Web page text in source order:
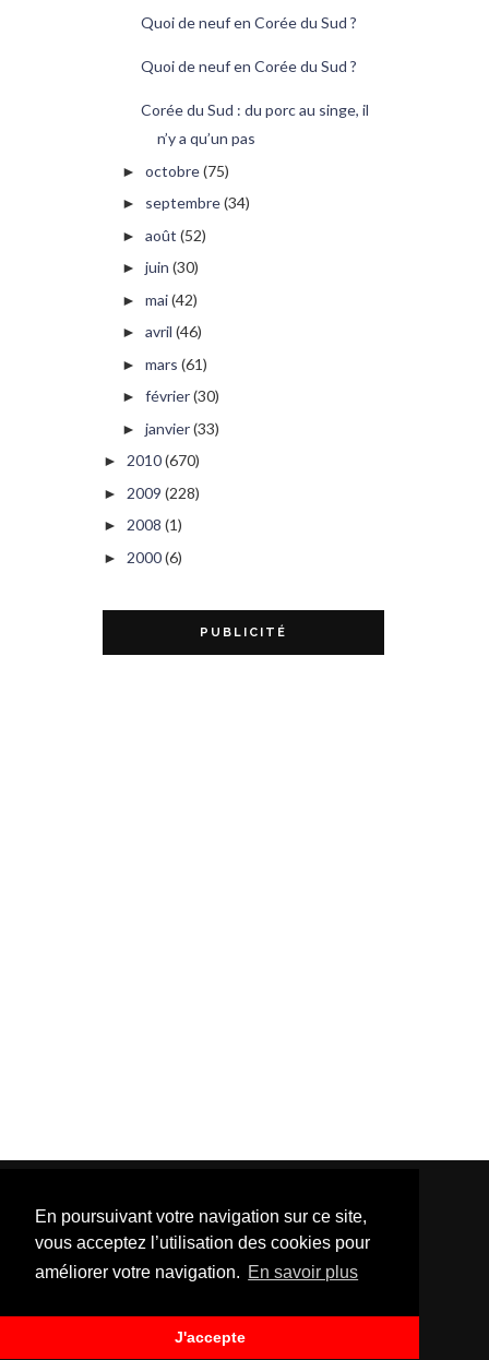
En poursuivant votre navigation sur ce site,
vous acceptez l’utilisation des cookies pour
améliorer votre navigation. En savoir plus
J'accepte
Quoi de neuf en Corée du Sud ?
Quoi de neuf en Corée du Sud ?
Corée du Sud : du porc au singe, il
n’y a qu’un pas
► octobre(75)
► septembre(34)
► août (52)
► juin (30)
► mai(42)
► avril (46)
► mars (61)
► février(30)
► janvier(33)
► 2010(670)
► 2009 (228)
► 2008 (1)
► 2000(6)
PUBLICITÉ
Template Created By :ThemeXpose| Distributed By